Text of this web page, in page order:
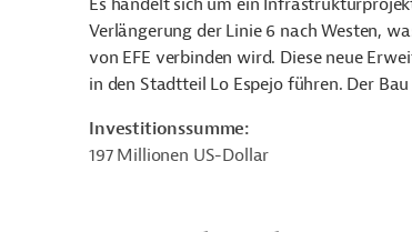
Es handelt sich um ein
Verlängerung der Linie 6 nach Westen,
von EFE verbinden wird. Diese neue
in den Stadtteil Lo Espejo führen. Der
Investitionssumme:
197 Millionen US-Dollar